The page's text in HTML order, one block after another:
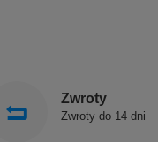
Zwroty
Zwroty do 14 dni